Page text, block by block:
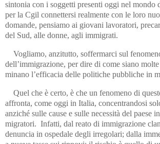
sintonia con i soggetti presenti oggi nel mondo
per la Cgil connettersi realmente con le loro
domande, pensiamo ai giovani lavoratori,
del Sud, alle donne, agli immigrati.
Vogliamo, anzitutto, soffermarci sul
dell’immigrazione, per dire di come siano
minano l’efficacia delle politiche pubbliche in
Quel che è certo, è che un fenomeno di
affronta, come oggi in Italia, concentrandosi
anziché sulle cause e sulle necessità del paese
migratori. Infatti, dal reato di immigrazione
denuncia in ospedale degli irregolari; dalla